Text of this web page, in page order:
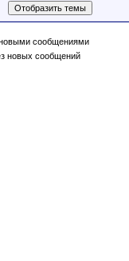
сообщениями
новых сообщений